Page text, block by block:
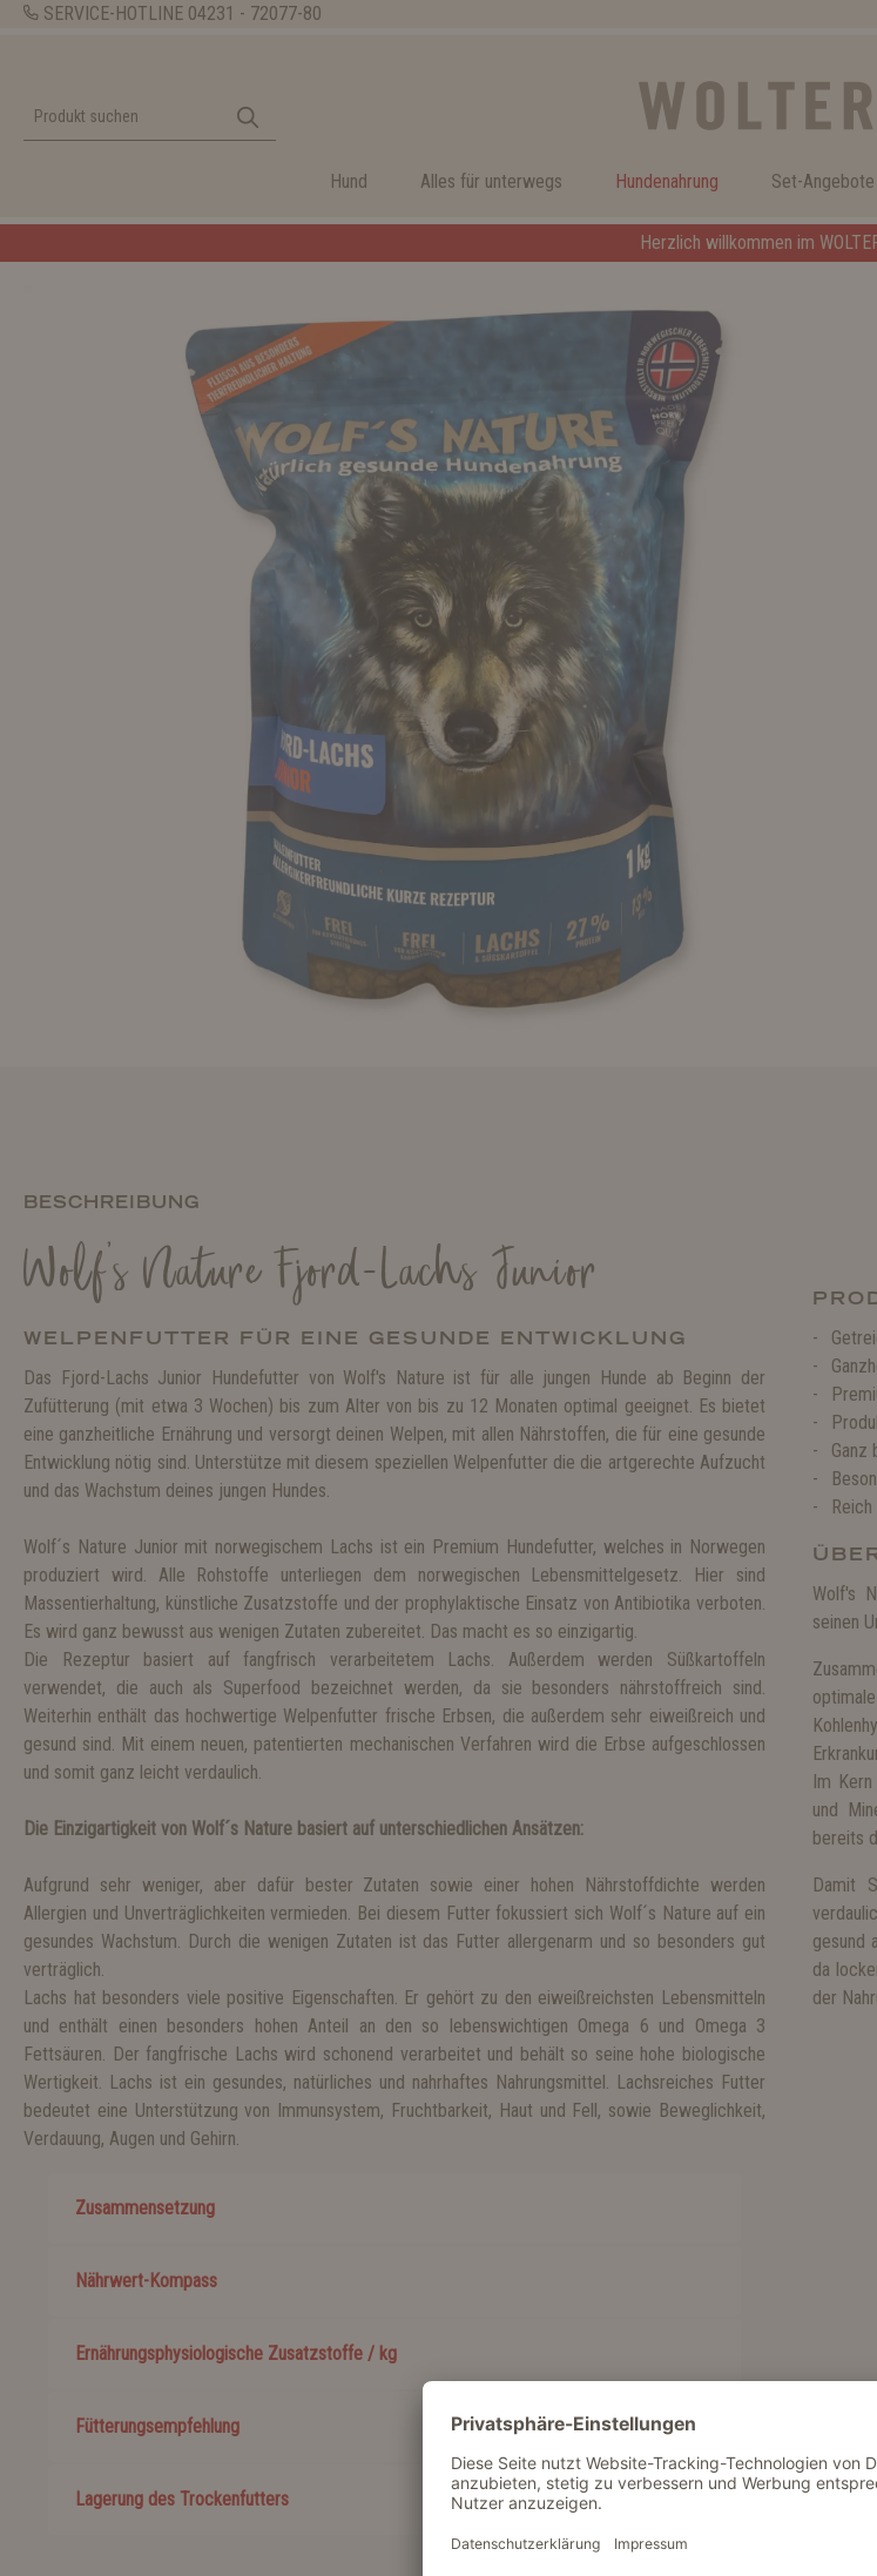
SERVICE-HOTLINE 04231 - 72077-80
Hund Alles für unterwegs Hundenahrung Set-Angebote
Herzlich willkommen im
BESCHREIBUNG
Wolf's Nature Fjord-Lachs Junior
WELPENFUTTER FÜR EINE GESUNDE ENTWICKLUNG
Das Fjord-Lachs Junior Hundefutter von Wolf's Nature ist für alle jungen Hunde ab Beginn der
Zufütterung (mit etwa 3 Wochen) bis zum Alter von bis zu 12 Monaten optimal geeignet. Es bietet
eine ganzheitliche Ernährung und versorgt deinen Welpen, mit allen Nährstoffen, die für eine gesunde
Entwicklung nötig sind. Unterstütze mit diesem speziellen Welpenfutter die die artgerechte Aufzucht
und das Wachstum deines jungen Hundes.
Wolf´s Nature Junior mit norwegischem Lachs ist ein Premium Hundefutter, welches in Norwegen
produziert wird. Alle Rohstoffe unterliegen dem norwegischen Lebensmittelgesetz. Hier sind
Massentierhaltung, künstliche Zusatzstoffe und der prophylaktische Einsatz von Antibiotika verboten.
Es wird ganz bewusst aus wenigen Zutaten zubereitet. Das macht es so einzigartig.
Die Rezeptur basiert auf fangfrisch verarbeitetem Lachs. Außerdem werden Süßkartoffeln
verwendet, die auch als Superfood bezeichnet werden, da sie besonders nährstoffreich sind.
Weiterhin enthält das hochwertige Welpenfutter frische Erbsen, die außerdem sehr eiweißreich und
gesund sind. Mit einem neuen, patentierten mechanischen Verfahren wird die Erbse aufgeschlossen
und somit ganz leicht verdaulich.
Die Einzigartigkeit von Wolf´s Nature basiert auf unterschiedlichen Ansätzen:
Aufgrund sehr weniger, aber dafür bester Zutaten sowie einer hohen Nährstoffdichte werden
Allergien und Unverträglichkeiten vermieden. Bei diesem Futter fokussiert sich Wolf´s Nature auf ein
gesundes Wachstum. Durch die wenigen Zutaten ist das Futter allergenarm und so besonders gut
verträglich.
Lachs hat besonders viele positive Eigenschaften. Er gehört zu den eiweißreichsten Lebensmitteln
und enthält einen besonders hohen Anteil an den so lebenswichtigen Omega 6 und Omega 3
Fettsäuren. Der fangfrische Lachs wird schonend verarbeitet und behält so seine hohe biologische
Wertigkeit. Lachs ist ein gesundes, natürliches und nahrhaftes Nahrungsmittel. Lachsreiches Futter
bedeutet eine Unterstützung von Immunsystem, Fruchtbarkeit, Haut und Fell, sowie Beweglichkeit,
Verdauung, Augen und Gehirn.
Zusammensetzung
Nährwert-Kompass
Ernährungsphysiologische Zusatzstoffe / kg
Fütterungsempfehlung
Lagerung des Trockenfutters
Ganz
Wolf's
seinen
Im
und
bereits
Damit
gesund
da
der